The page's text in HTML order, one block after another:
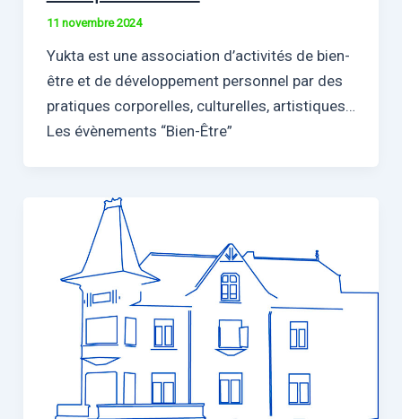
11 novembre 2024
Yukta est une association d’activités de bien-
être et de développement personnel par des
pratiques corporelles, culturelles, artistiques…
Les évènements “Bien-Être”